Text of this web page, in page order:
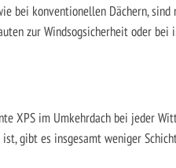
bei konventionellen Dächern,
zur Windsogsicherheit oder bei
XPS im Umkehrdach bei jeder
gibt es insgesamt weniger